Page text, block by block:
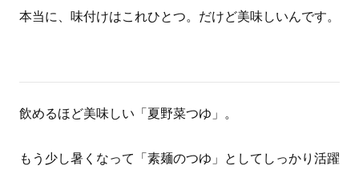
本当に、味付けはこれひとつ。だけど美味しいんです。
飲めるほど美味しい「夏野菜つゆ」。
もう少し暑くなって「素麺のつゆ」としてしっかり活躍